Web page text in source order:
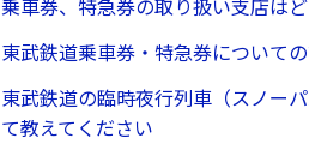
乗車券、特急券の取り扱い支店は
東武鉄道乗車券・特急券について
東武鉄道の臨時夜行列車（スノー
て教えてください